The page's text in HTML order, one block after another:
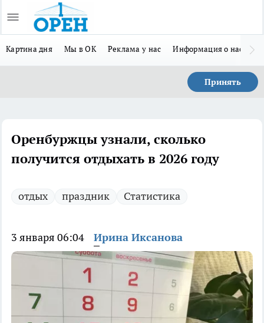
Картина дня Мы в ОК Реклама у нас Информация о нас
Принять
Оренбуржцы узнали, сколько
получится отдыхать в 2026 году
отдых праздник Статистика
3 января 06:04 Ирина Иксанова